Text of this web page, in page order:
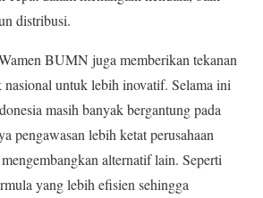
distribusi.
BUMN juga memberikan tekanan
untuk lebih inovatif. Selama ini
masih banyak bergantung pada
pengawasan lebih ketat perusahaan
alternatif lain. Seperti
yang lebih efisien sehingga